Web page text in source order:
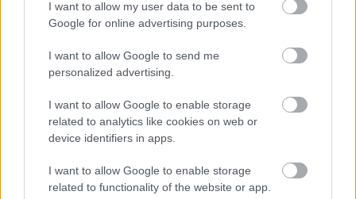
I want to allow my user data to be sent to
Google for online advertising purposes.
I want to allow Google to send me
personalized advertising.
I want to allow Google to enable storage
related to analytics like cookies on web or
device identifiers in apps.
I want to allow Google to enable storage
related to functionality of the website or app.
VAKÁCIÓ